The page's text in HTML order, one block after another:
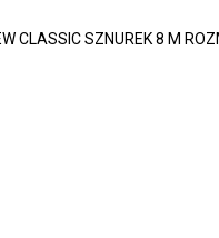
CLASSIC SZNUREK 8 M